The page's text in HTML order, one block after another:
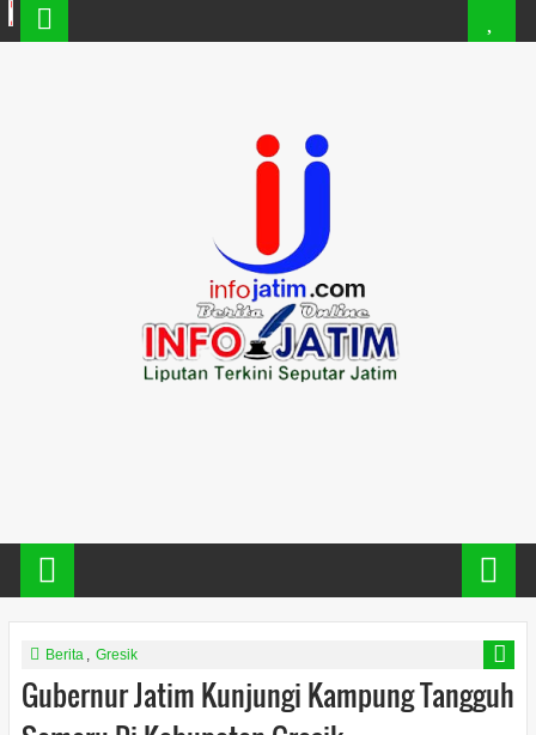
Berita , Gresik
Gubernur Jatim Kunjungi Kampung Tangguh